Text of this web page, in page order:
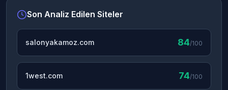
Son Analiz Edilen Siteler
salonyakamoz.com 84/100
1west.com 74/100